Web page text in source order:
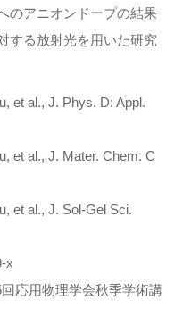
のアニオンドープの結果
する放射光を用いた研究
et al., J. Phys. D: Appl.
et al., J. Mater. Chem. C
et al., J. Sol-Gel Sci.
x
応用物理学会秋季学術講